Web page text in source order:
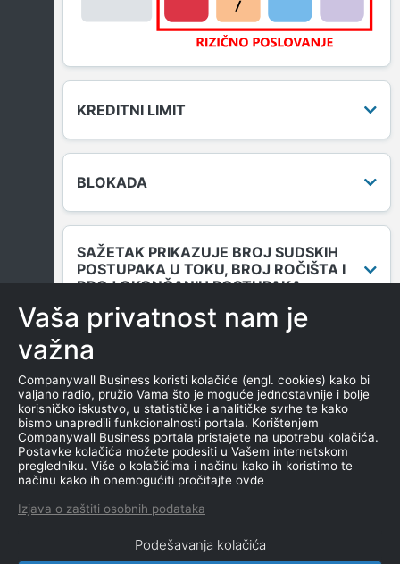
KREDITNI LIMIT
BLOKADA
SAŽETAK PRIKAZUJE BROJ SUDSKIH
POSTUPAKA U TOKU, BROJ ROČIŠTA I
BROJ OKONČANIH POSTUPAKA.
DUGOVANJA
MENICE I ZALOGE
NEKRETNINE U VLASNIŠTVU
Vaša privatnost nam je
važna
Companywall Business koristi kolačiće (engl. cookies) kako bi
valjano radio, pružio Vama što je moguće jednostavnije i bolje
korisničko iskustvo, u statističke i analitičke svrhe te kako
bismo unapredili funkcionalnosti portala. Korištenjem
Companywall Business portala pristajete na upotrebu kolačića.
Postavke kolačića možete podesiti u Vašem internetskom
pregledniku. Više o kolačićima i načinu kako ih koristimo te
načinu kako ih onemogućiti pročitajte ovde
Izjava o zaštiti osobnih podataka
Podešavanja kolačića